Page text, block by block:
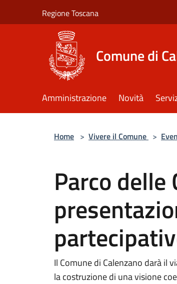
Regione Toscana
Comune di
Amministrazione Novità
Home > Vivere il Comune >
Parco delle
Il Comune di Calenzano darà il
la costruzione di una visione